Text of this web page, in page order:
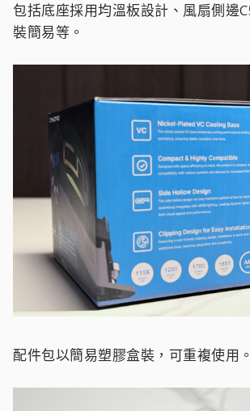
包括底座採用均溫板設計、風扇側邊
裝簡易等。
配件包以簡易塑膠盒裝，可重複使用。